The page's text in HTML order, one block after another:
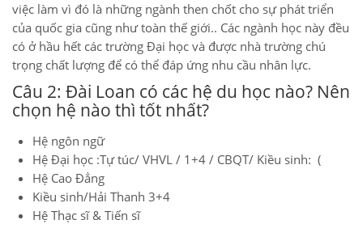
việc làm vì đó là những ngành then chốt cho sự phát triển
của quốc gia cũng như toàn thế giới.. Các ngành học này đều
có ở hầu hết các trường Đại học và được nhà trường chú
trọng chất lượng để có thể đáp ứng nhu cầu nhân lực.
Câu 2: Đài Loan có các hệ du học nào? Nên
chọn hệ nào thì tốt nhất?
Hệ ngôn ngữ
Hệ Đại học :Tự túc/ VHVL / 1+4 / CBQT/ Kiều sinh: (
Hệ Cao Đẳng
Kiều sinh/Hải Thanh 3+4
Hệ Thạc sĩ & Tiến sĩ